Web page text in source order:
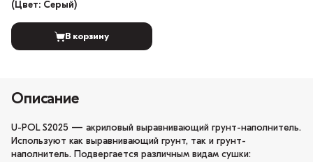
(Цвет: Серый)
В корзину
Описание
U-POL S2025 — акриловый выравнивающий грунт-наполнитель.
Используют как выравнивающий грунт, так и грунт-
наполнитель. Подвергается различным видам сушки: